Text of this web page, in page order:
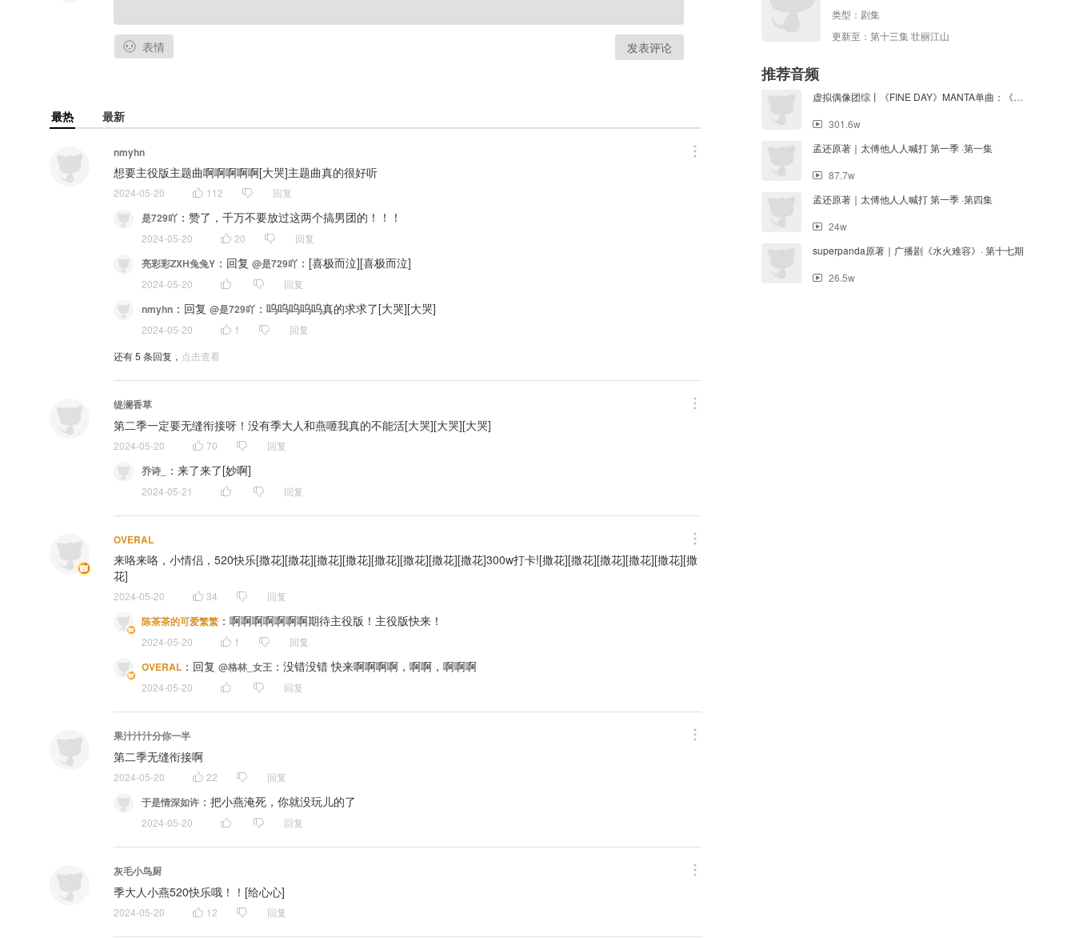
表情 发表评论
最热 最新
nmyhn
想要主役版主题曲啊啊啊啊啊[大哭]主题曲真的很好听
2024-05-20 112 回复
是729吖 ： 赞了，千万不要放过这两个搞男团的！！！
2024-05-20 20 回复
亮彩彩ZXH兔兔Y ： 回复 @是729吖 ：[喜极而泣][喜极而泣]
2024-05-20 回复
nmyhn ： 回复 @是729吖 ：呜呜呜呜呜真的求求了[大哭][大哭]
2024-05-20 1
回复
还有5 条回复， 点击查看
缇澜香草
第二季一定要无缝衔接呀！没有季大人和燕咂我真的不能活[大哭][大哭][大哭]
2024-05-20 70 回复
乔诗_ ： 来了来了[妙啊]
2024-05-21 回复
OVERAL
来咯来咯，小情侣，520快乐[撒花][撒花][撒花][撒花][撒花][撒花][撒花][撒花]300w打卡![撒花][撒花][撒花][撒花][撒花][撒
花]
2024-05-20 34 回复
陈茶茶的可爱繁繁 ： 啊啊啊啊啊啊啊期待主役版！主役版快来！
2024-05-20 1 回复
OVERAL ： 回复 @格林_女王 ：没错没错 快来啊啊啊啊，啊啊，啊啊啊
2024-05-20 回复
果汁汁汁分你一半
第二季无缝衔接啊
2024-05-20 22 回复
于是情深如许 ： 把小燕淹死，你就没玩儿的了
2024-05-20 回复
灰毛小鸟厨
季大人小燕520快乐哦！！[给心心]
2024-05-20 12 回复
类型： 剧集
更新至：第十三集 壮丽江山
推荐音频
虚拟偶像团综丨《FINE DAY》MANTA单曲：《思无字》
301.6w
孟还原著｜太傅他人人喊打 第一季 ·第一集
87.7w
孟还原著｜太傅他人人喊打 第一季 ·第四集
24w
superpanda原著｜广播剧《水火难容》· 第十七期
26.5w